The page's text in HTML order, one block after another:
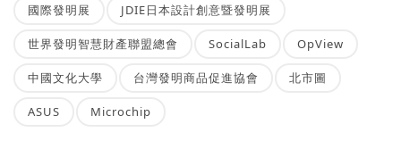
國際發明展 JDIE日本設計創意暨發明展
世界發明智慧財產聯盟總會 SocialLab OpView
中國文化大學 台灣發明商品促進協會 北市圖
ASUS Microchip